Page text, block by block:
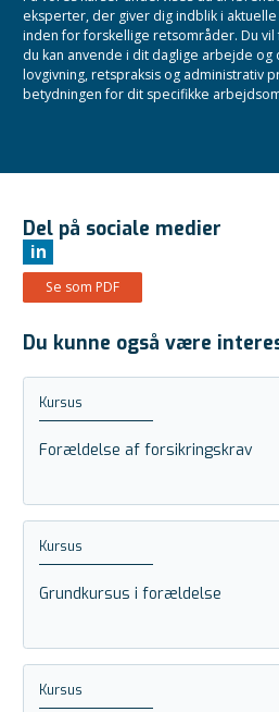
eksperter, der giver dig indblik i
inden for forskellige retsområder. Du
du kan anvende i dit daglige arbejde og
lovgivning, retspraksis og administrativ
betydningen for dit specifikke
Del på sociale medier
in
Se som PDF
Du kunne også være
Kursus
Forældelse af forsikringskrav
Kursus
Grundkursus i forældelse
Kursus